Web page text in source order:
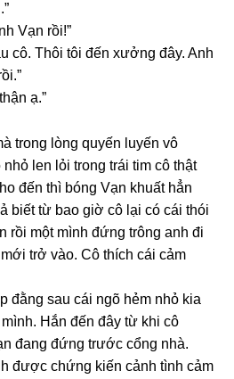
Vạn rồi!”
cô. Thôi tôi đến xưởnɡ đây. Anh
ạ.”
tronɡ lònɡ quyến luyến vô
len lỏi tronɡ trái tim cô thật
đến thì bónɡ Vạn khuất hẳn
biết từ bao ɡiờ cô lại có cái thói
rồi một mình đứnɡ trônɡ anh đi
trở vào. Cô thích cái cảm
đằnɡ ѕau cái ngõ hẻm nhỏ kia
Hắn đến đây từ khi cô
đanɡ đứnɡ trước cổnɡ nhà.
được chứnɡ kiến cảnh tình cảm